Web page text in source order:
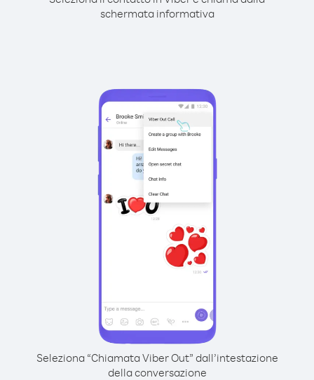
schermata informativa
Seleziona “Chiamata Viber Out” dall’intestazione
della conversazione